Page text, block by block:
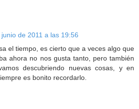
junio de 2011 a las 19:56
el tiempo, es cierto que a veces algo que
ahora no nos gusta tanto, pero también
descubriendo nuevas cosas, y en
es bonito recordarlo.